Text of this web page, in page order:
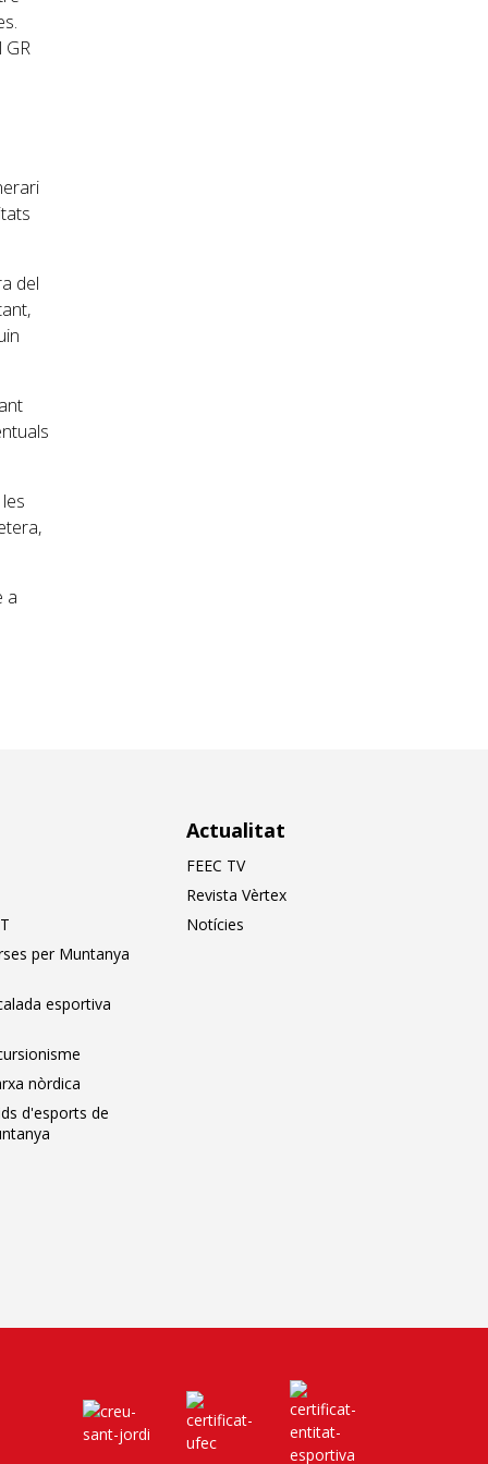
GR
del
a
per Muntanya
esportiva
nòrdica
d'esports de
Actualitat
FEEC TV
Revista Vèrtex
Notícies